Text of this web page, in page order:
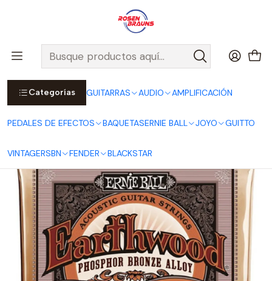
Categorías GUITARRAS AUDIO AMPLIFICACIÓN
PEDALES DE EFECTOS BAQUETASERNIE BALL JOYO GUITTO
VINTAGERSBN FENDER BLACKSTAR
Por compras sobre $25.000 en Santiago urbano, Colina o
Padre Hurtado, incluimos el despacho!
Ver Detalles
Inicio ERNIE BALL
CUERDAS ERNIE BALL
Cuerdas Acústicas ERNIE BALL
EARTHWOOD Series